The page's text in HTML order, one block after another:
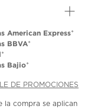
American Express*
BBVA*
*
Bajio*
DE PROMOCIONES
la compra se aplican